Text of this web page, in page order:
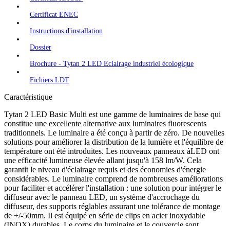
Certificat ENEC
Instructions d'installation
Dossier
Brochure - Tytan 2 LED Eclairage industriel écologique
Fichiers LDT
Caractéristique
Tytan 2 LED Basic Multi est une gamme de luminaires de base qui
constitue une excellente alternative aux luminaires fluorescents
traditionnels. Le luminaire a été conçu à partir de zéro. De nouvelles
solutions pour améliorer la distribution de la lumière et l'équilibre de
température ont été introduites. Les nouveaux panneaux àLED ont
une efficacité lumineuse élevée allant jusqu'à 158 lm/W. Cela
garantit le niveau d'éclairage requis et des économies d'énergie
considérables. Le luminaire comprend de nombreuses améliorations
pour faciliter et accélérer l'installation : une solution pour intégrer le
diffuseur avec le panneau LED, un système d'accrochage du
diffuseur, des supports réglables assurant une tolérance de montage
de +/-50mm. Il est équipé en série de clips en acier inoxydable